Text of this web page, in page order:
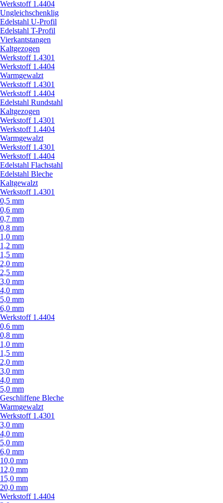
Werkstoff 1.4404
Ungleichschenklig
Edelstahl U-Profil
Edelstahl T-Profil
Vierkantstangen
Kaltgezogen
Werkstoff 1.4301
Werkstoff 1.4404
Warmgewalzt
Werkstoff 1.4301
Werkstoff 1.4404
Edelstahl Rundstahl
Kaltgezogen
Werkstoff 1.4301
Werkstoff 1.4404
Warmgewalzt
Werkstoff 1.4301
Werkstoff 1.4404
Edelstahl Flachstahl
Edelstahl Bleche
Kaltgewalzt
Werkstoff 1.4301
0,5 mm
0,6 mm
0,7 mm
0,8 mm
1,0 mm
1,2 mm
1,5 mm
2,0 mm
2,5 mm
3,0 mm
4,0 mm
5,0 mm
6,0 mm
Werkstoff 1.4404
0,6 mm
0,8 mm
1,0 mm
1,5 mm
2,0 mm
3,0 mm
4,0 mm
5,0 mm
Geschliffene Bleche
Warmgewalzt
Werkstoff 1.4301
3,0 mm
4,0 mm
5,0 mm
6,0 mm
10,0 mm
12,0 mm
15,0 mm
20,0 mm
Werkstoff 1.4404